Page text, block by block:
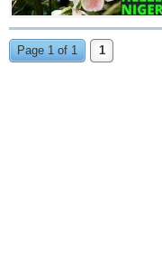
Page 1 of 1 1